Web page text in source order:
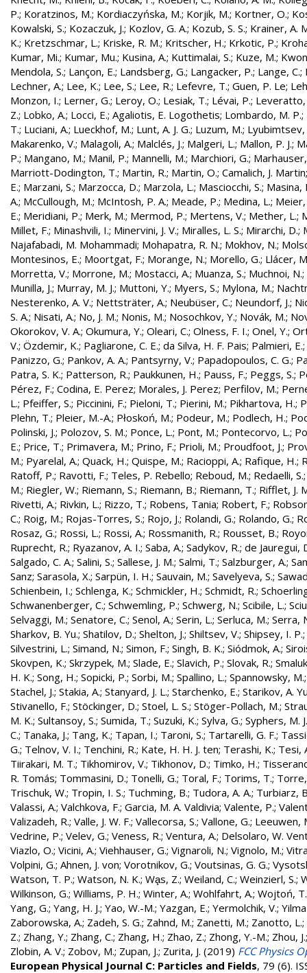
P.; Koratzinos, M.; Kordiaczyńska, M.; Korjik, M.; Kortner, O.;
Kowalski, S.; Kozaczuk, J.; Kozlov, G. A.; Kozub, S. S.; Krainer, A.
K.; Kretzschmar, L.; Kriske, R. M.; Kritscher, H.; Krkotic, P.;
Kumar, Mi.; Kumar, Mu.; Kusina, A.; Kuttimalai, S.; Kuze, M.;
Mendola, S.; Lançon, E.; Landsberg, G.; Langacker, P.; Lange, C.;
Lechner, A.; Lee, K.; Lee, S.; Lee, R.; Lefevre, T.; Guen, P. Le;
Monzon, I.; Lerner, G.; Leroy, O.; Lesiak, T.; Lévai, P.; Leveratto,
Z.; Lobko, A.; Locci, E.; Agaliotis, E. Logothetis; Lombardo, M. P.;
T.; Luciani, A.; Lueckhof, M.; Lunt, A. J. G.; Luzum, M.; Lyubimtsev,
Makarenko, V.; Malagoli, A.; Malclés, J.; Malgeri, L.; Mallon, P. J.;
P.; Mangano, M.; Manil, P.; Mannelli, M.; Marchiori, G.;
Marriott-Dodington, T.; Martin, R.; Martin, O.; Camalich, J. Martin
E.; Marzani, S.; Marzocca, D.; Marzola, L.; Masciocchi, S.; Masina,
A.; McCullough, M.; McIntosh, P. A.; Meade, P.; Medina, L.; Meier,
E.; Meridiani, P.; Merk, M.; Mermod, P.; Mertens, V.; Mether, L.;
Millet, F.; Minashvili, I.; Minervini, J. V.; Miralles, L. S.; Mirarchi, D.;
Najafabadi, M. Mohammadi; Mohapatra, R. N.; Mokhov, N.;
Montesinos, E.; Moortgat, F.; Morange, N.; Morello, G.; Llácer,
Morretta, V.; Morrone, M.; Mostacci, A.; Muanza, S.; Muchnoi, N.;
Munilla, J.; Murray, M. J.; Muttoni, Y.; Myers, S.; Mylona, M.;
Nesterenko, A. V.; Nettsträter, A.; Neubüser, C.; Neundorf, J.;
S. A.; Nisati, A.; No, J. M.; Nonis, M.; Nosochkov, Y.; Novák, M.;
Okorokov, V. A.; Okumura, Y.; Oleari, C.; Olness, F. I.; Onel, Y.;
V.; Özdemir, K.; Pagliarone, C. E.; da Silva, H. F. Pais; Palmieri, E.;
Panizzo, G.; Pankov, A. A.; Pantsyrny, V.; Papadopoulos, C. G.;
Patra, S. K.; Patterson, R.; Paukkunen, H.; Pauss, F.; Peggs, S.;
Pérez, F.; Codina, E. Perez; Morales, J. Perez; Perfilov, M.;
L.; Pfeiffer, S.; Piccinini, F.; Pieloni, T.; Pierini, M.; Pikhartova, H.;
Plehn, T.; Pleier, M.-A.; Płoskoń, M.; Podeur, M.; Podlech, H.;
Polinski, J.; Polozov, S. M.; Ponce, L.; Pont, M.; Pontecorvo, L.;
E.; Price, T.; Primavera, M.; Prino, F.; Prioli, M.; Proudfoot, J.;
M.; Pyarelal, A.; Quack, H.; Quispe, M.; Racioppi, A.; Rafique, H.;
Ratoff, P.; Ravotti, F.; Teles, P. Rebello; Reboud, M.; Redaelli, S.
M.; Riegler, W.; Riemann, S.; Riemann, B.; Riemann, T.; Rifflet, J.
Rivetti, A.; Rivkin, L.; Rizzo, T.; Robens, Tania; Robert, F.;
C.; Roig, M.; Rojas-Torres, S.; Rojo, J.; Rolandi, G.; Rolando, G.;
Rosaz, G.; Rossi, L.; Rossi, A.; Rossmanith, R.; Rousset, B.;
Ruprecht, R.; Ryazanov, A. I.; Saba, A.; Sadykov, R.; de Jauregui,
Salgado, C. A.; Salini, S.; Sallese, J. M.; Salmi, T.; Salzburger, A.;
Sanz; Sarasola, X.; Sarpün, I. H.; Sauvain, M.; Savelyeva, S.;
Schienbein, I.; Schlenga, K.; Schmickler, H.; Schmidt, R.;
Schwanenberger, C.; Schwemling, P.; Schwerg, N.; Scibile, L.;
Selvaggi, M.; Senatore, C.; Senol, A.; Serin, L.; Serluca, M.; Serra,
Sharkov, B. Yu.; Shatilov, D.; Shelton, J.; Shiltsev, V.; Shipsey, I. P.;
Silvestrini, L.; Simand, N.; Simon, F.; Singh, B. K.; Siódmok, A.;
Skovpen, K.; Skrzypek, M.; Slade, E.; Slavich, P.; Slovak, R.;
H. K.; Song, H.; Sopicki, P.; Sorbi, M.; Spallino, L.; Spannowsky, M.
Stachel, J.; Stakia, A.; Stanyard, J. L.; Starchenko, E.; Starikov, A.
Stivanello, F.; Stöckinger, D.; Stoel, L. S.; Stöger-Pollach, M.;
M. K.; Sultansoy, S.; Sumida, T.; Suzuki, K.; Sylva, G.; Syphers, M. J.
C.; Tanaka, J.; Tang, K.; Tapan, I.; Taroni, S.; Tartarelli, G. F.;
G.; Telnov, V. I.; Tenchini, R.; Kate, H. H. J. ten; Terashi, K.; Tesi,
Tiirakari, M. T.; Tikhomirov, V.; Tikhonov, D.; Timko, H.;
R. Tomás; Tommasini, D.; Tonelli, G.; Toral, F.; Torims, T.;
Trischuk, W.; Tropin, I. S.; Tuchming, B.; Tudora, A. A.; Turbiarz,
Valassi, A.; Valchkova, F.; Garcia, M. A. Valdivia; Valente, P.;
Valizadeh, R.; Valle, J. W. F.; Vallecorsa, S.; Vallone, G.; Leeuwen,
Vedrine, P.; Velev, G.; Veness, R.; Ventura, A.; Delsolaro, W.
Viazlo, O.; Vicini, A.; Viehhauser, G.; Vignaroli, N.; Vignolo, M.;
Volpini, G.; Ahnen, J. von; Vorotnikov, G.; Voutsinas, G. G.;
Watson, T. P.; Watson, N. K.; Wa̧s, Z.; Weiland, C.; Weinzierl, S.;
Wilkinson, G.; Williams, P. H.; Winter, A.; Wohlfahrt, A.; Wojtoń, T.
Yang, G.; Yang, H. J.; Yao, W.-M.; Yazgan, E.; Yermolchik, V.;
Zaborowska, A.; Zadeh, S. G.; Zahnd, M.; Zanetti, M.; Zanotto, L.;
Z.; Zhang, Y.; Zhang, C.; Zhang, H.; Zhao, Z.; Zhong, Y.-M.; Zhou, J.
Zlobin, A. V.; Zobov, M.; Zupan, J.; Zurita, J. (2019) FCC Physics
European Physical Journal C: Particles and Fields, 79 (6).